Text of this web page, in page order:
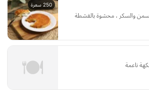
250 سعرة
والسكر ، محشوة بالقشطة
🍽️ ناعمة